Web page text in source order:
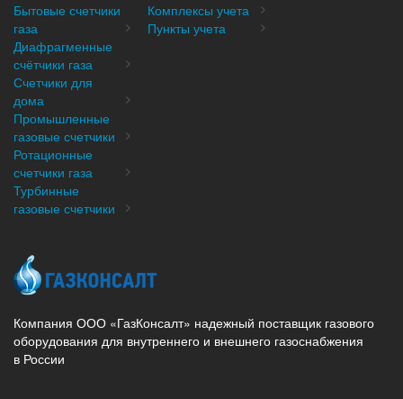
Бытовые счетчики
газа
Диафрагменные
счётчики газа
Счетчики для
дома
Промышленные
газовые счетчики
Ротационные
счетчики газа
Турбинные
газовые счетчики
Комплексы учета
Пункты учета
Компания ООО «ГазКонсалт» надежный поставщик газового
оборудования для внутреннего и внешнего газоснабжения
в России